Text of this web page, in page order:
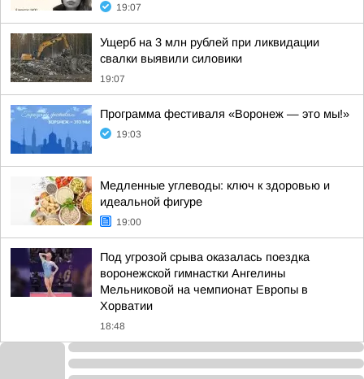
19:07
Ущерб на 3 млн рублей при ликвидации
свалки выявили силовики
19:07
Программа фестиваля «Воронеж — это мы!»
19:03
Медленные углеводы: ключ к здоровью и
идеальной фигуре
19:00
Под угрозой срыва оказалась поездка
воронежской гимнастки Ангелины
Мельниковой на чемпионат Европы в
Хорватии
18:48